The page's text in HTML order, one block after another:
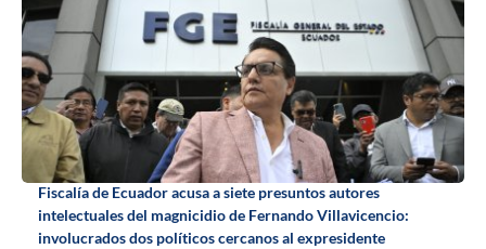
Fiscalía de Ecuador acusa a siete presuntos autores
intelectuales del magnicidio de Fernando Villavicencio:
involucrados dos políticos cercanos al expresidente